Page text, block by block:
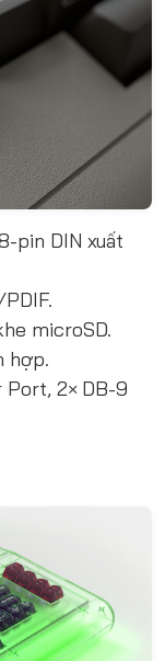
pin DIN xuất
microSD.
hợp.
Port, 2× DB-9